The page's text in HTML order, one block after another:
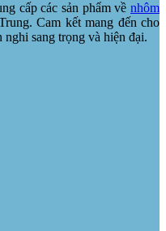
cấp các sản phẩm vềnhôm
Cam kết mang đến cho
sang trọng và hiện đại.